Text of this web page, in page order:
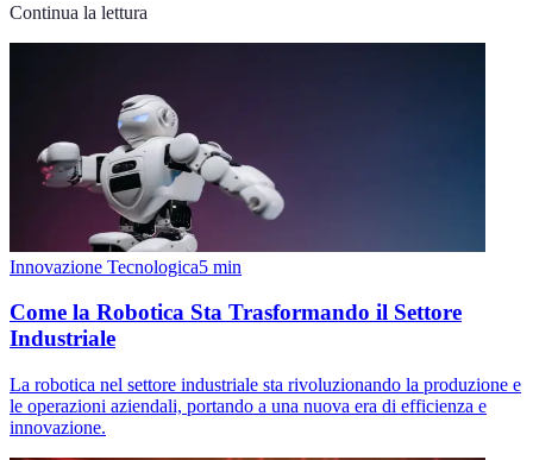
Continua la lettura
Innovazione Tecnologica5 min
Come la Robotica Sta Trasformando il Settore
Industriale
La robotica nel settore industriale sta rivoluzionando la produzione e
le operazioni aziendali, portando a una nuova era di efficienza e
innovazione.